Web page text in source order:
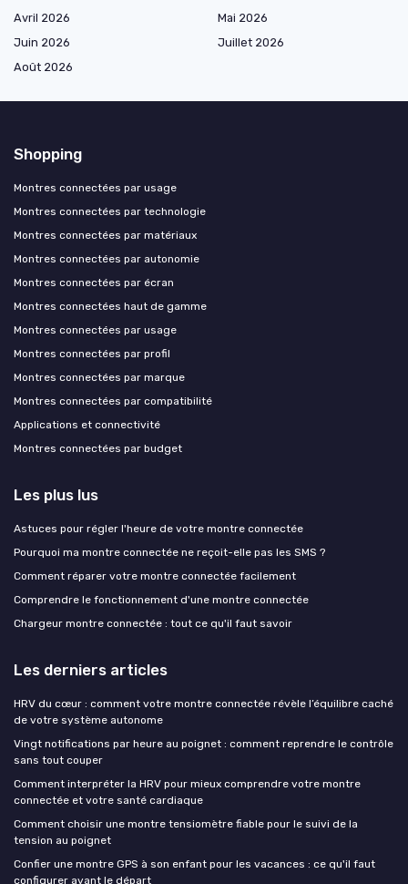
Avril 2026
Mai 2026
Juin 2026
Juillet 2026
Août 2026
Shopping
Montres connectées par usage
Montres connectées par technologie
Montres connectées par matériaux
Montres connectées par autonomie
Montres connectées par écran
Montres connectées haut de gamme
Montres connectées par usage
Montres connectées par profil
Montres connectées par marque
Montres connectées par compatibilité
Applications et connectivité
Montres connectées par budget
Les plus lus
Astuces pour régler l'heure de votre montre connectée
Pourquoi ma montre connectée ne reçoit-elle pas les SMS ?
Comment réparer votre montre connectée facilement
Comprendre le fonctionnement d'une montre connectée
Chargeur montre connectée : tout ce qu'il faut savoir
Les derniers articles
HRV du cœur : comment votre montre connectée révèle l’équilibre caché
de votre système autonome
Vingt notifications par heure au poignet : comment reprendre le contrôle
sans tout couper
Comment interpréter la HRV pour mieux comprendre votre montre
connectée et votre santé cardiaque
Comment choisir une montre tensiomètre fiable pour le suivi de la
tension au poignet
Confier une montre GPS à son enfant pour les vacances : ce qu'il faut
configurer avant le départ